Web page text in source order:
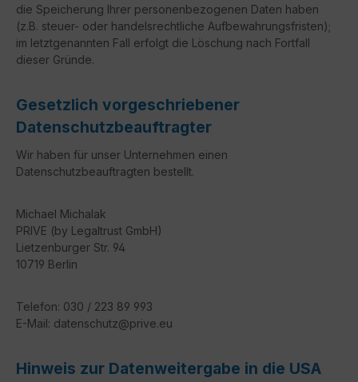
die Speicherung Ihrer personenbezogenen Daten haben
(z.B. steuer- oder handelsrechtliche Aufbewahrungsfristen);
im letztgenannten Fall erfolgt die Löschung nach Fortfall
dieser Gründe.
Gesetzlich vorgeschriebener
Datenschutz­beauftragter
Wir haben für unser Unternehmen einen
Datenschutzbeauftragten bestellt.
Michael Michalak
PRIVE (by Legaltrust GmbH)
Lietzenburger Str. 94
10719 Berlin
Telefon: 030 / 223 89 993
E-Mail: datenschutz@prive.eu
Hinweis zur Datenweitergabe in die USA